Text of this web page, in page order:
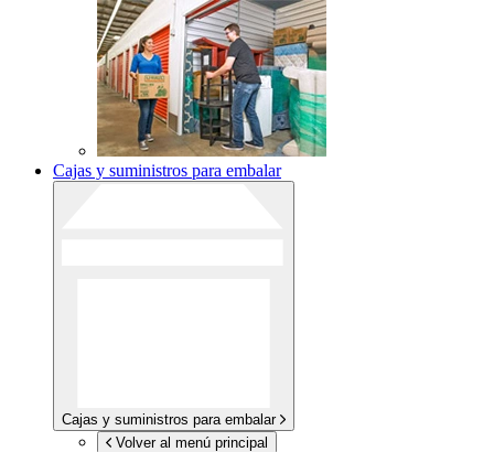
Cajas y suministros para embalar
Cajas y suministros para embalar
Volver al menú principal